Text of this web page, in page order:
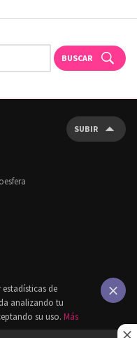
BUSCAR
SUBIR
de
analizando tu
su uso. Más